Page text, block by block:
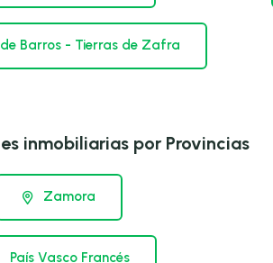
Barros - Tierras de Zafra
inmobiliarias por Provincias
Zamora
País Vasco Francés